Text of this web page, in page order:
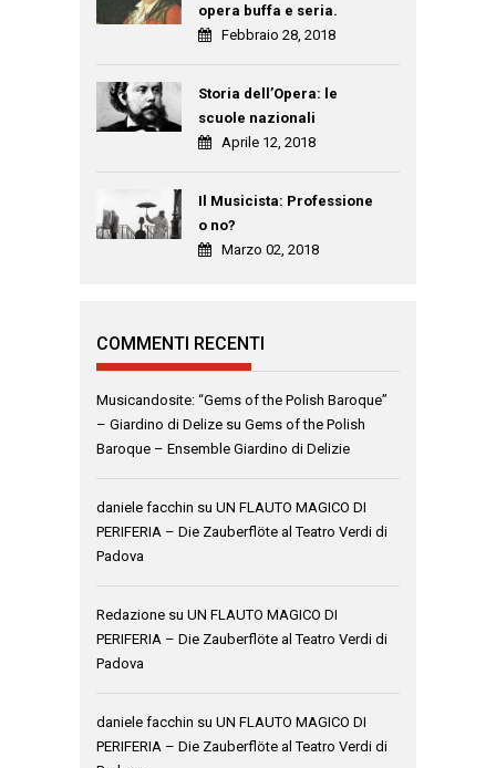
opera buffa e seria.
Febbraio 28, 2018
Storia dell’Opera: le
scuole nazionali
Aprile 12, 2018
Il Musicista: Professione
o no?
Marzo 02, 2018
COMMENTI RECENTI
Musicandosite: “Gems of the Polish Baroque”
– Giardino di Delize su Gems of the Polish
Baroque – Ensemble Giardino di Delizie
daniele facchin su UN FLAUTO MAGICO DI
PERIFERIA – Die Zauberflöte al Teatro Verdi di
Padova
Redazione su UN FLAUTO MAGICO DI
PERIFERIA – Die Zauberflöte al Teatro Verdi di
Padova
daniele facchin su UN FLAUTO MAGICO DI
PERIFERIA – Die Zauberflöte al Teatro Verdi di